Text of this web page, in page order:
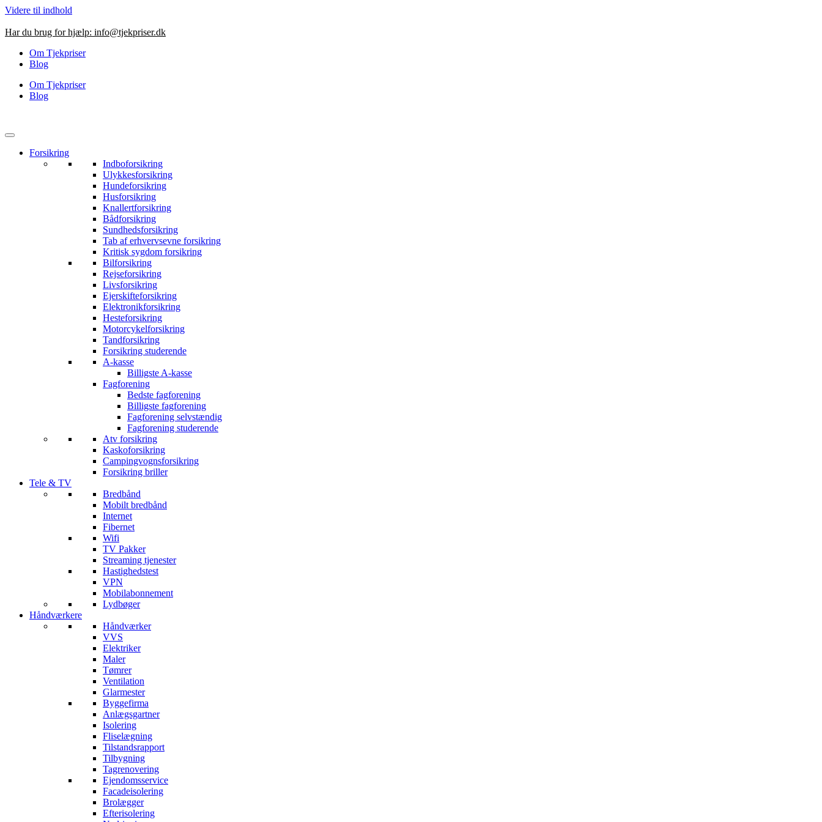
Videre til indhold
Har du brug for hjælp: info@tjekpriser.dk
Om Tjekpriser
Blog
Om Tjekpriser
Blog
Forsikring
Indboforsikring
Ulykkesforsikring
Hundeforsikring
Husforsikring
Knallertforsikring
Bådforsikring
Sundhedsforsikring
Tab af erhvervsevne forsikring
Kritisk sygdom forsikring
Bilforsikring
Rejseforsikring
Livsforsikring
Ejerskifteforsikring
Elektronikforsikring
Hesteforsikring
Motorcykelforsikring
Tandforsikring
Forsikring studerende
A-kasse
Billigste A-kasse
Fagforening
Bedste fagforening
Billigste fagforening
Fagforening selvstændig
Fagforening studerende
Atv forsikring
Kaskoforsikring
Campingvognsforsikring
Forsikring briller
Tele & TV
Bredbånd
Mobilt bredbånd
Internet
Fibernet
Wifi
TV Pakker
Streaming tjenester
Hastighedstest
VPN
Mobilabonnement
Lydbøger
Håndværkere
Håndværker
VVS
Elektriker
Maler
Tømrer
Ventilation
Glarmester
Byggefirma
Anlægsgartner
Isolering
Fliselægning
Tilstandsrapport
Tilbygning
Tagrenovering
Ejendomsservice
Facadeisolering
Brolægger
Efterisolering